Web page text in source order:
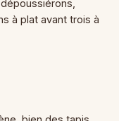
à plat avant trois à